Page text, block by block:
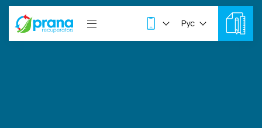
Рус